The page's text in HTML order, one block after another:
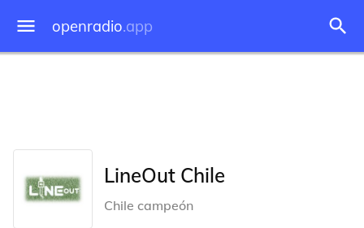
openradio.app
LineOut Chile
Chile campeón